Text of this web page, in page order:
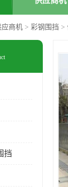
应商机 > 彩钢围挡 >
挡